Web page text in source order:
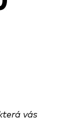
vás